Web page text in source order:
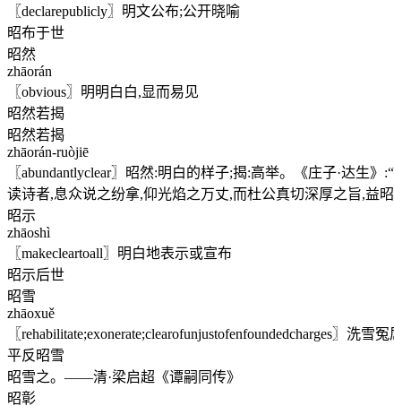
〖declarepublicly〗明文公布;公开晓喻
昭布于世
昭然
zhāorán
〖obvious〗明明白白,显而易见
昭然若揭
昭然若揭
zhāorán-ruòjiē
〖abundantlyclear〗昭然:明白的样子;揭:高举。《庄子·达生
读诗者,息众说之纷拿,仰光焰之万丈,而杜公真切深厚之旨,
昭示
zhāoshì
〖makecleartoall〗明白地表示或宣布
昭示后世
昭雪
zhāoxuě
〖rehabilitate;exonerate;clearofunjustofenfoundedcharges〗洗
平反昭雪
昭雪之。——清·梁启超《谭嗣同传》
昭彰